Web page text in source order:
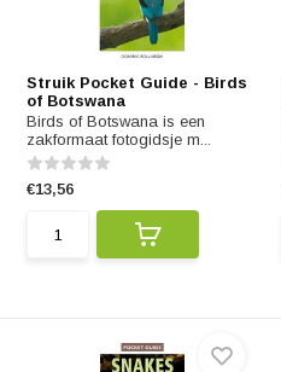
Struik Pocket Guide - Birds
of Botswana
Birds of Botswana is een
zakformaat fotogidsje m...
€13,56